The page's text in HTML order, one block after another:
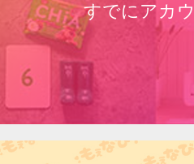
すでにアカ